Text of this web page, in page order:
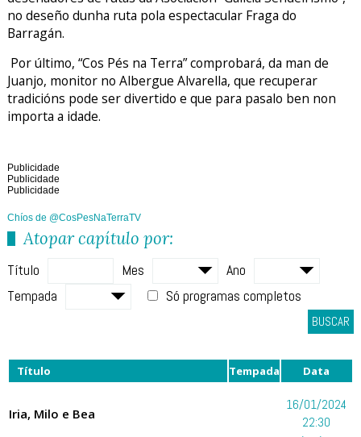
no deseño dunha ruta pola espectacular Fraga do
Barragán.
Por último, “Cos Pés na Terra” comprobará, da man de
Juanjo, monitor no Albergue Alvarella, que recuperar
tradicións pode ser divertido e que para pasalo ben non
importa a idade.
Publicidade
Publicidade
Publicidade
Chíos de @CosPesNaTerraTV
Atopar capítulo por:
Título Mes
Ano
Tempada
Só programas completos
BUSCAR
Título Tempada Data
Iria, Milo e Bea
16/01/2024
22:30